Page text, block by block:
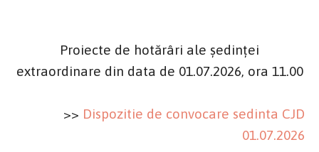
Proiecte de hotărâri ale ședinței
extraordinare din data de 01.07.2026, ora 11.00
>> Dispozitie de convocare sedinta CJD
01.07.2026